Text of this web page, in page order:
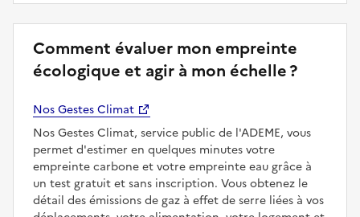
Comment évaluer mon empreinte
écologique et agir à mon échelle ?
Nos Gestes Climat
Nos Gestes Climat, service public de l'ADEME, vous
permet d'estimer en quelques minutes votre
empreinte carbone et votre empreinte eau grâce à
un test gratuit et sans inscription. Vous obtenez le
détail des émissions de gaz à effet de serre liées à vos